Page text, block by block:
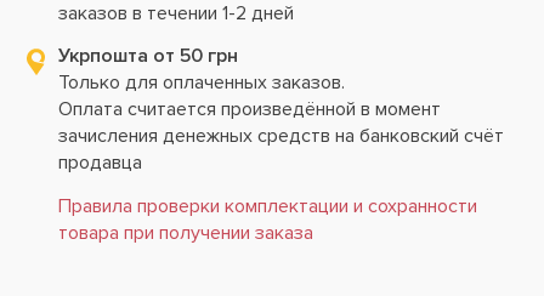
заказов в течении 1-2 дней
Укрпошта от 50 грн
Только для оплаченных заказов.
Оплата считается произведённой в момент
зачисления денежных средств на банковский счёт
продавца
Правила проверки комплектации и сохранности
товара при получении заказа